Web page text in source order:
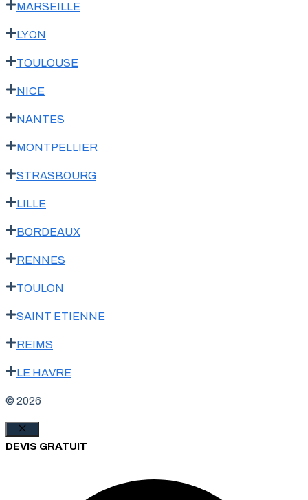
MARSEILLE
LYON
TOULOUSE
NICE
NANTES
MONTPELLIER
STRASBOURG
LILLE
BORDEAUX
RENNES
TOULON
SAINT ETIENNE
REIMS
LE HAVRE
© 2026
Fermer
DEVIS GRATUIT